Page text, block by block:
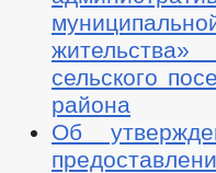
сельского
района
Об